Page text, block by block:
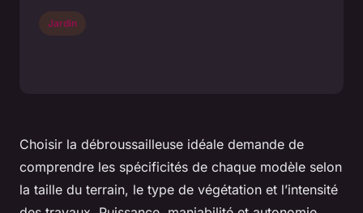
Choisir la débroussailleuse idéale demande de
comprendre les spécificités de chaque modèle selon
la taille du terrain, le type de végétation et l’intensité
Jardin